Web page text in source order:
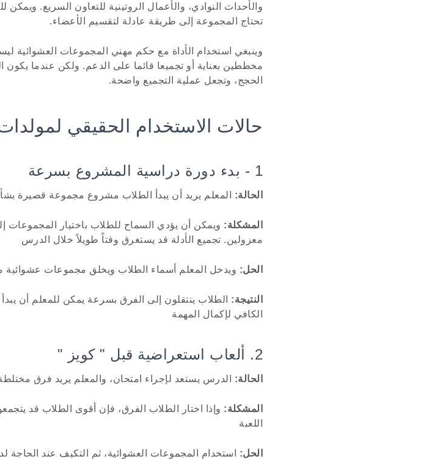
والأحداث النوادي، والأعمال الروتينية للتعاون السريع.
تحتاج المجموعة إلى طريقة عادلة لتقسيم الأعضاء.
وينبغي استخدام الأداة مع حكم مهني المجموعات العشوائية
مخططين بعناية أو تجميعا قائما على الدعم. ولكن عندما يكون
الحجج، وتجعل عملية التجميع واضحة.
حالات الاستخدام الحقيقي
1 - بدء دورة دراسية المشروع بسرعة
الحالة: المعلم يريد أن يبدأ الطلاب مشروع مجموعة قصيرة
المشكلة: ويمكن أن يؤدي السماح للطلاب باختيار
معزولين. تجميع الأدلة قد يستغرق وقتاً طويلاً خلال الدرس
الحل: ويدخل المعلم أسماء الطلاب ويخلق مجموعات
النتيجة: الطلاب ينتقلون إلى الفرق بسرعة يمكن للمعلم أن
الكافي لإكمال المهمة
2. ألعاب استعراضية قبل " كويز "
الحالة: الدرس يستعد لإجراء امتحان، والمعلم يريد فرق
المشكلة: وإذا اختار الطلاب الفرق، فإن أقوى الطلاب قد
اللعبة
الحل: استخدام المجموعات العشوائية، ثم التكيف عند الحاجة